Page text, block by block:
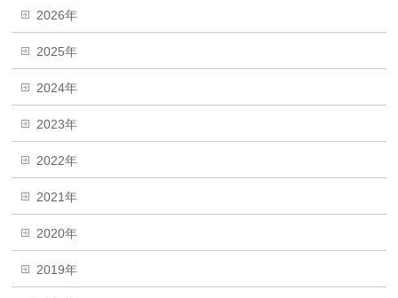
2026年
2025年
2024年
2023年
2022年
2021年
2020年
2019年